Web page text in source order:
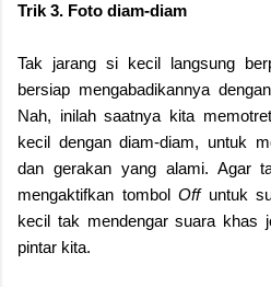
Trik 3. Foto diam-diam
Tak jarang si kecil langsung
bersiap mengabadikannya
Nah, inilah saatnya kita memotret
kecil dengan diam-diam, untuk
dan gerakan yang alami. Agar
mengaktifkan tombol Offuntuk
kecil tak mendengar suara khas
pintar kita.